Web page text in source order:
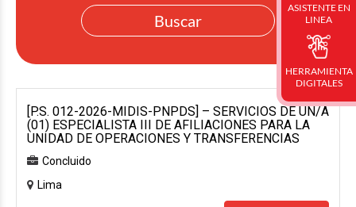
[P.S. 012-2026-MIDIS-PNPDS] – SERVICIOS DE UN/A
(01) ESPECIALISTA III DE AFILIACIONES PARA LA
UNIDAD DE OPERACIONES Y TRANSFERENCIAS
Concluido
Lima
ASISTENTE EN
LINEA
HERRAMIENTA
DIGITALES